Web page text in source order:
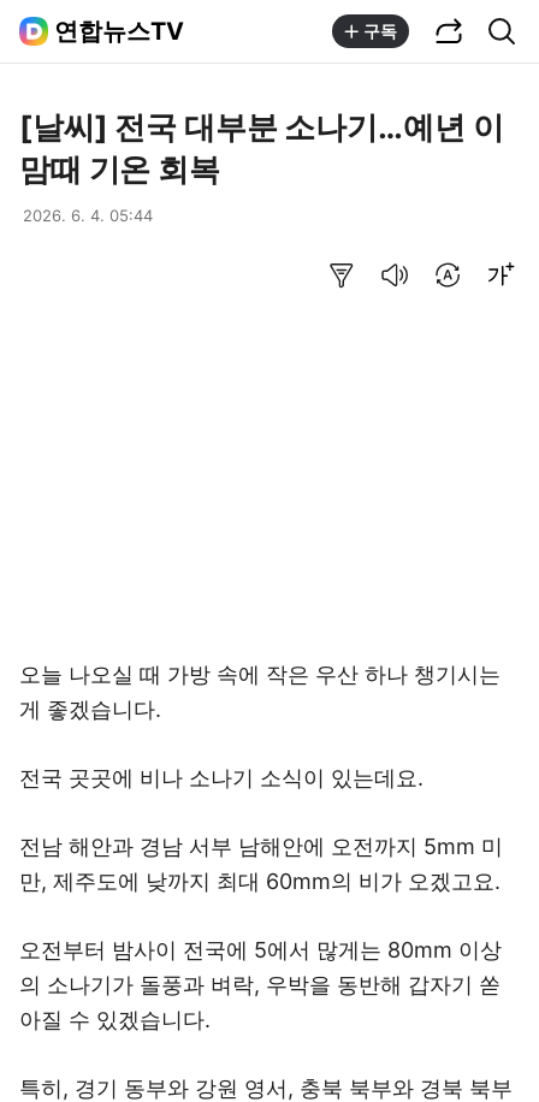
연합뉴스TV 구독
[날씨] 전국 대부분 소나기…예년 이
맘때 기온 회복
2026. 6. 4. 05:44
오늘 나오실 때 가방 속에 작은 우산 하나 챙기시는
게 좋겠습니다.
전국 곳곳에 비나 소나기 소식이 있는데요.
전남 해안과 경남 서부 남해안에 오전까지 5mm 미
만, 제주도에 낮까지 최대 60mm의 비가 오겠고요.
오전부터 밤사이 전국에 5에서 많게는 80mm 이상
의 소나기가 돌풍과 벼락, 우박을 동반해 갑자기 쏟
아질 수 있겠습니다.
특히, 경기 동부와 강원 영서, 충북 북부와 경북 북부